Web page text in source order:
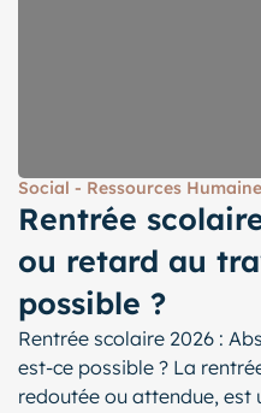
Social - Ressources
Rentrée
ou retard au
possible ?
Rentrée scolaire 2026 :
est-ce possible ? La
redoutée ou attendue, est